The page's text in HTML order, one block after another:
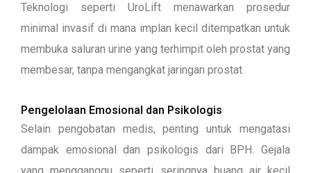
Teknologi seperti UroLift menawarkan prosedur
minimal invasif di mana implan kecil ditempatkan untuk
membuka saluran urine yang terhimpit oleh prostat yang
membesar, tanpa mengangkat jaringan prostat.
Pengelolaan Emosional dan Psikologis
Selain pengobatan medis, penting untuk mengatasi
dampak emosional dan psikologis dari BPH. Gejala